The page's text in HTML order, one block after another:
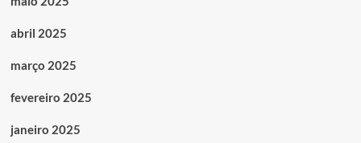
abril 2025
março 2025
fevereiro 2025
janeiro 2025